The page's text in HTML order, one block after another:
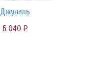
Джуналь
6 040 руб.